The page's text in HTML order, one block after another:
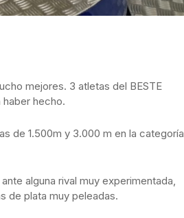
mejores. 3 atletas del BESTE
hecho.
de 1.500m y 3.000 m en la categoría
alguna rival muy experimentada,
de plata muy peleadas.